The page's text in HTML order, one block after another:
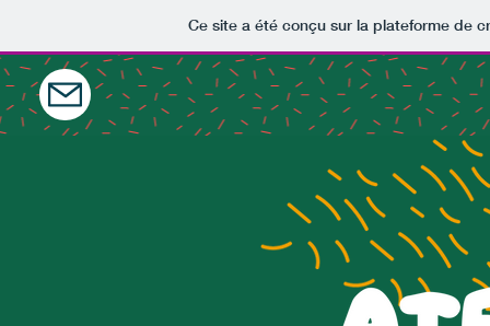
Ce site a été conçu sur la plateforme de